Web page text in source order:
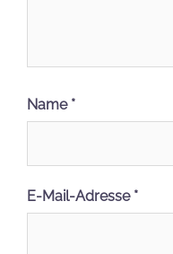
Name *
E-Mail-Adresse *